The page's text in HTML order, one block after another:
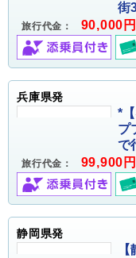
街
旅行代金： 90,000
兵庫県発
*
プ
で
旅行代金： 99,900
静岡県発